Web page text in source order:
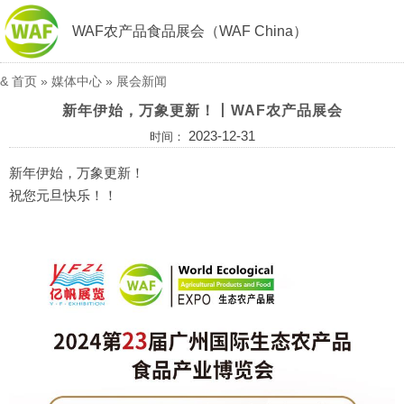
WAF农产品食品展会（WAF China）
& 首页 » 媒体中心 » 展会新闻
新年伊始，万象更新！丨WAF农产品展会
时间： 2023-12-31
新年伊始，万象更新！
祝您元旦快乐！！